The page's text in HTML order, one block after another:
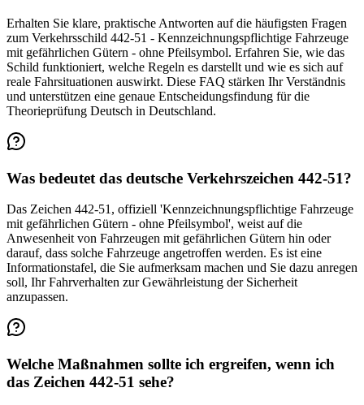
Erhalten Sie klare, praktische Antworten auf die häufigsten Fragen
zum Verkehrsschild 442-51 - Kennzeichnungspflichtige Fahrzeuge
mit gefährlichen Gütern - ohne Pfeilsymbol. Erfahren Sie, wie das
Schild funktioniert, welche Regeln es darstellt und wie es sich auf
reale Fahrsituationen auswirkt. Diese FAQ stärken Ihr Verständnis
und unterstützen eine genaue Entscheidungsfindung für die
Theorieprüfung Deutsch in Deutschland.
Was bedeutet das deutsche Verkehrszeichen 442-51?
Das Zeichen 442-51, offiziell 'Kennzeichnungspflichtige Fahrzeuge
mit gefährlichen Gütern - ohne Pfeilsymbol', weist auf die
Anwesenheit von Fahrzeugen mit gefährlichen Gütern hin oder
darauf, dass solche Fahrzeuge angetroffen werden. Es ist eine
Informationstafel, die Sie aufmerksam machen und Sie dazu anregen
soll, Ihr Fahrverhalten zur Gewährleistung der Sicherheit
anzupassen.
Welche Maßnahmen sollte ich ergreifen, wenn ich
das Zeichen 442-51 sehe?